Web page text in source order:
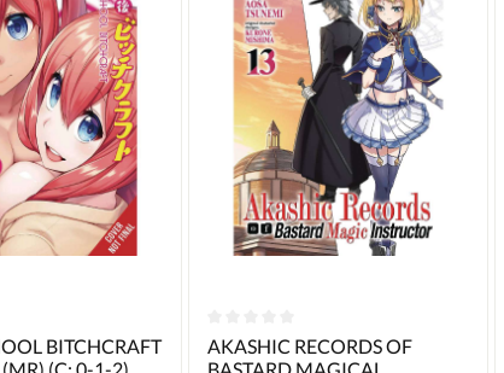
BITCHCRAFT
AKASHIC RECORDS OF